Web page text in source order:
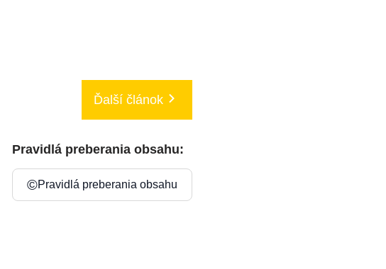
Ďalší článok
Pravidlá preberania obsahu:
©Pravidlá preberania obsahu